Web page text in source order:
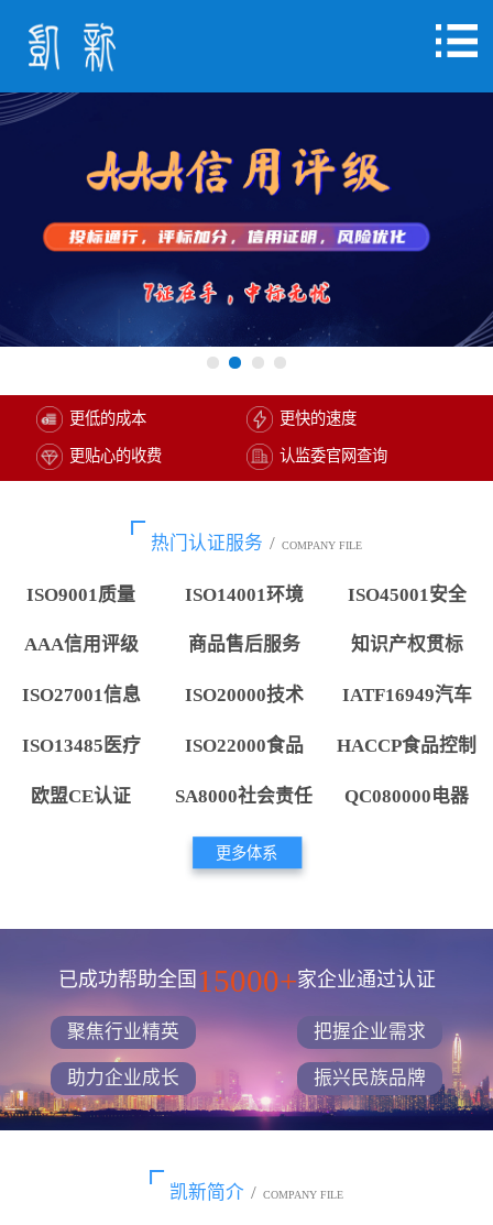
更低的成本 更快的速度
更贴心的收费 认监委官网查询
热门认证服务 / COMPANY FILE
ISO9001质量 ISO14001环境 ISO45001安全
AAA信用评级 商品售后服务 知识产权贯标
ISO27001信息 ISO20000技术 IATF16949汽车
ISO13485医疗 ISO22000食品 HACCP食品控制
欧盟CE认证 SA8000社会责任 QC080000电器
更多体系
已成功帮助全国 15000+家企业通过认证
聚焦行业精英 把握企业需求
助力企业成长 振兴民族品牌
凯新简介 / COMPANY FILE